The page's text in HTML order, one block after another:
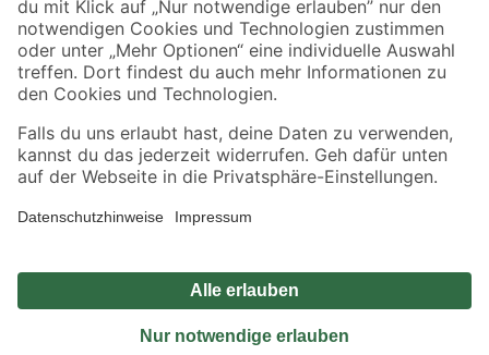
Jetzt die toom-App herunterladen
Alle Preisangaben in EUR inkl. gesetzl. MwSt.. Die dargestellten Angebote sind unter
Umständen nicht in allen Märkten verfügbar. Die angegebenen Verfügbarkeiten beziehen
Produkte nur solange der Vorrat reicht.
*Paketversand ab 59 € versandkostenfrei, gilt nicht für Artikel mit Speditionsversand, hier
Privatsphäre Impressum
Nutzungsbedingungen
Widerrufsrecht
Vertrag widerrufen